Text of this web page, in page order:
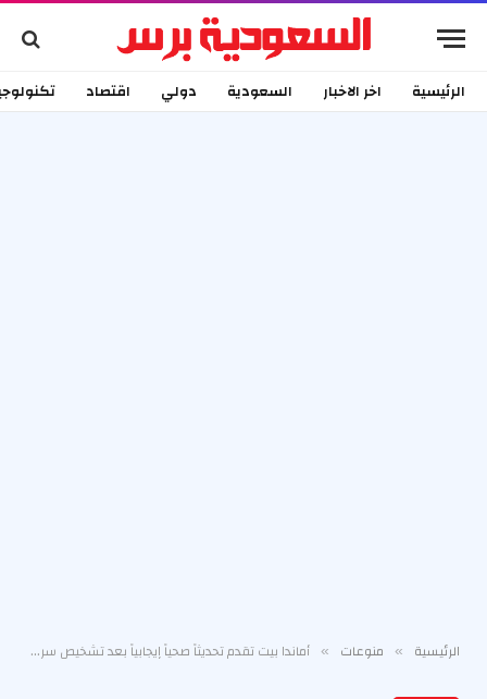
الرئيسية اخر الاخبار السعودية دولي اقتصاد
الرئيسية » منوعات » أماندا بيت تقدم تحديثاً صحياً إيجابياً بعد تشخيص سرطان الثدي